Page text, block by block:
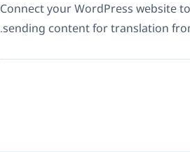
Connect your WordPress website
sending content for translation